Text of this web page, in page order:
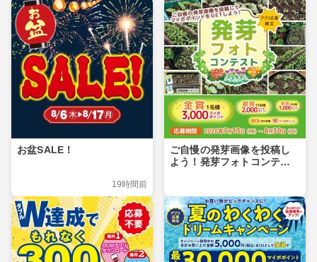
お盆SALE！
19時間前
ご自慢の発芽画像を投稿し
よう！発芽フォトコンテス